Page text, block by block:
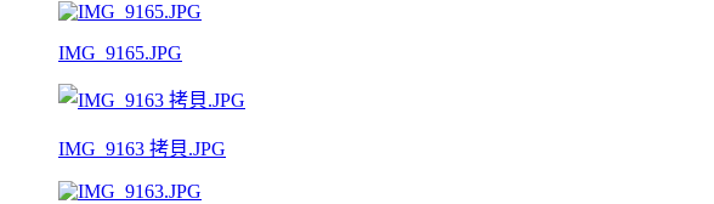
IMG_9165.JPG
IMG_9163 拷貝.JPG